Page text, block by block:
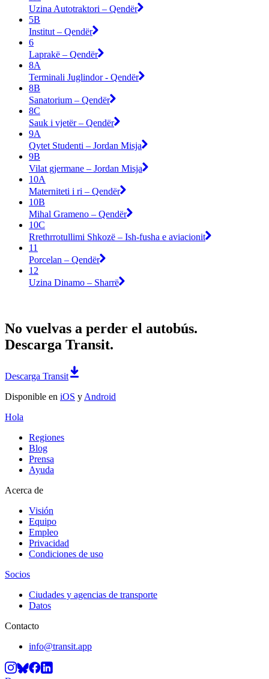
Uzina Autotraktori – Qendër
5B
Institut – Qendër
6
Laprakë – Qendër
8A
Terminali Juglindor - Qendër
8B
Sanatorium – Qendër
8C
Sauk i vjetër – Qendër
9A
Qytet Studenti – Jordan Misja
9B
Vilat gjermane – Jordan Misja
10A
Materniteti i ri – Qendër
10B
Mihal Grameno – Qendër
10C
Rrethrrotullimi Shkozë – Ish-fusha e aviacionit
11
Porcelan – Qendër
12
Uzina Dinamo – Sharrë
No vuelvas a perder el autobús.
Descarga Transit.
Descarga Transit
Disponible en iOS y Android
Hola
Regiones
Blog
Prensa
Ayuda
Acerca de
Visión
Equipo
Empleo
Privacidad
Condiciones de uso
Socios
Ciudades y agencias de transporte
Datos
Contacto
info@transit.app